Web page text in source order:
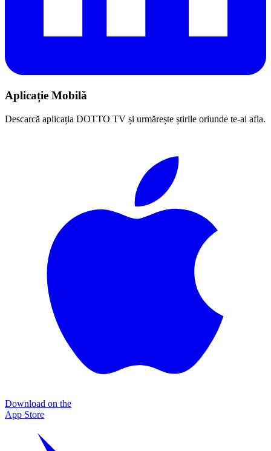
Aplicație Mobilă
Descarcă aplicația DOTTO TV și urmărește știrile oriunde te-ai afla.
Download on the
App Store